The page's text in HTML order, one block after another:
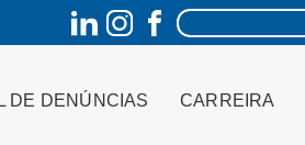
DE DENÚNCIAS CARREIRA